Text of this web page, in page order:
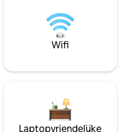
Wifi
Laptopvriendelijke